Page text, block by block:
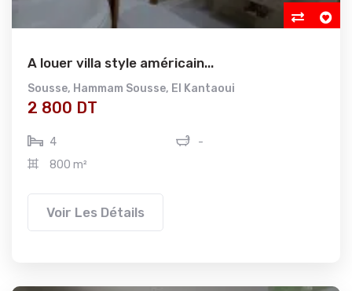
A louer villa style américain...
Sousse, Hammam Sousse, El Kantaoui
2 800 DT
4
-
800 m²
Voir Les Détails